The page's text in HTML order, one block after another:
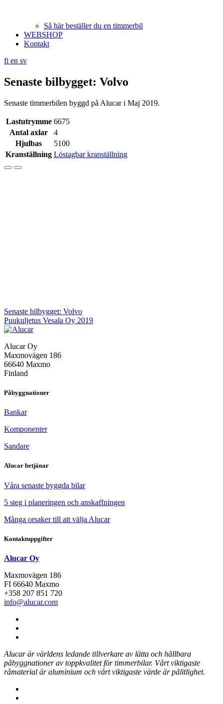
Så här beställer du en timmerbil
WEBSHOP
Kontakt
fi en sv
Senaste bilbygget: Volvo
Senaste timmerbilen byggd på Alucar i Maj 2019.
Lastutrymme 6675
Antal axlar
4
Hjulbas
5100
Kranställning Löstagbar kranställning
Inläggsnavigering
Senaste bilbygget: Volvo
Puukuljetus Vesala Oy 2019
Alucar Oy
Maxmovägen 186
66640 Maxmo
Finland
Påbyggnationer
Bankar
Komponenter
Sandare
Alucar betjänar
Våra senaste byggda bilar
5 steg i planeringen och anskaffningen
Många orsaker till att välja Alucar
Kontaktuppgifter
Alucar Oy
Maxmovägen 186
FI 66640 Maxmo
+358 207 851 720
info@alucar.com
Alucar är världens ledande tillverkare av lätta och hållbara
påbyggnationer av toppkvalitet för timmerbilar. Vårt viktigaste
råmaterial är aluminium och vårt viktigaste värde är pålitlighet.